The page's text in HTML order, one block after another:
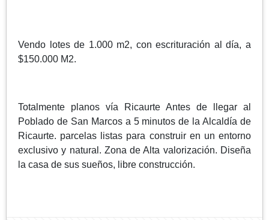
Vendo lotes de 1.000 m2, con escrituración al día, a
$150.000 M2.
Totalmente planos vía Ricaurte Antes de llegar al
Poblado de San Marcos a 5 minutos de la Alcaldía de
Ricaurte. parcelas listas para construir en un entorno
exclusivo y natural. Zona de Alta valorización. Diseña
la casa de sus sueños, libre construcción.